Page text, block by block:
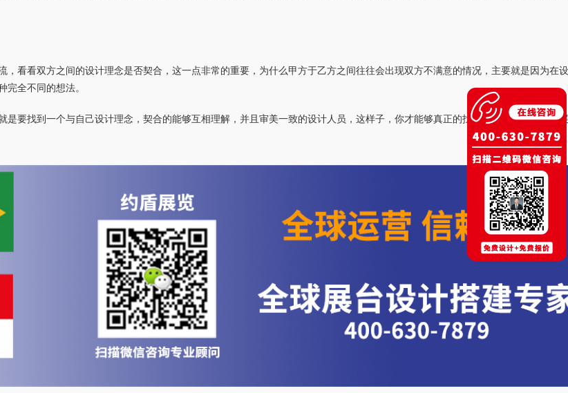
看看双方之间的设计理念是否契合，这一点非常的重要，为什么甲方于乙方之间往往会出现双方不满意的情况，主要就是因为在
全不同的想法。
要找到一个与自己设计理念，契合的能够互相理解，并且审美一致的设计人员，这样子，你才能够真正的找到一个令自己满意的